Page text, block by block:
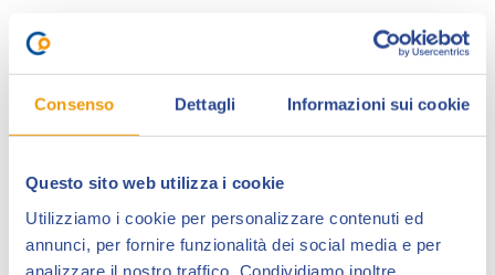
Consenso Dettagli Informazioni sui cookie
Questo sito web utilizza i cookie
Utilizziamo i cookie per personalizzare contenuti ed
annunci, per fornire funzionalità dei social media e per
analizzare il nostro traffico. Condividiamo inoltre